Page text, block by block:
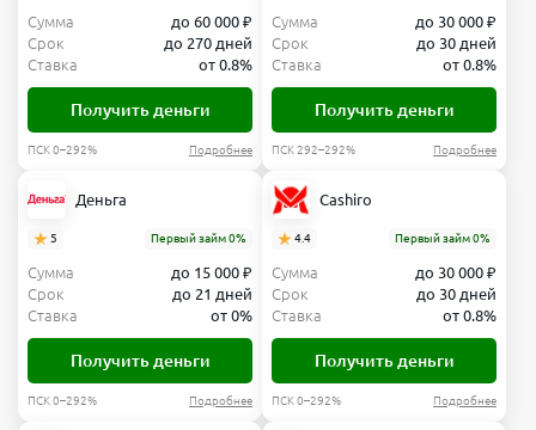
Сумма
до 60 000 ₽
Срок
до 270 дней
Ставка
от 0.8%
Получить деньги
ПСК 0–292% Подробнее
Сумма
до 30 000 ₽
Срок
до 30 дней
Ставка
от 0.8%
Получить деньги
ПСК 292–292% Подробнее
Деньга
5 Первый займ 0%
Сумма
до 15 000 ₽
Срок
до 21 дней
Ставка
от 0%
Получить деньги
ПСК 0–292% Подробнее
Cashiro
4.4 Первый займ 0%
Сумма
до 30 000 ₽
Срок
до 30 дней
Ставка
от 0.8%
Получить деньги
ПСК 0–292% Подробнее